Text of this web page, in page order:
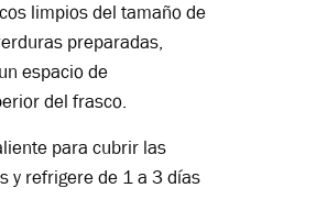
limpios del tamaño de
preparadas,
espacio de
del frasco.
para cubrir las
y refrigere de 1 a 3 días